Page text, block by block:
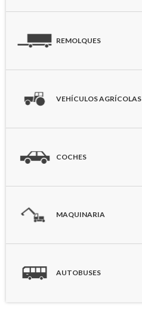
REMOLQUES
VEHÍCULOS AGRÍCOLAS
COCHES
MAQUINARIA
AUTOBUSES